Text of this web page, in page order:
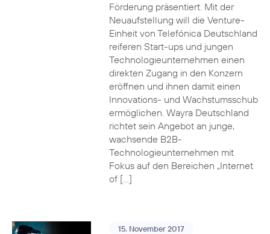
Förderung präsentiert. Mit der
Neuaufstellung will die Venture-
Einheit von Telefónica Deutschland
reiferen Start-ups und jungen
Technologieunternehmen einen
direkten Zugang in den Konzern
eröffnen und ihnen damit einen
Innovations- und Wachstumsschub
ermöglichen. Wayra Deutschland
richtet sein Angebot an junge,
wachsende B2B-
Technologieunternehmen mit
Fokus auf den Bereichen „Internet
of […]
15. November 2017